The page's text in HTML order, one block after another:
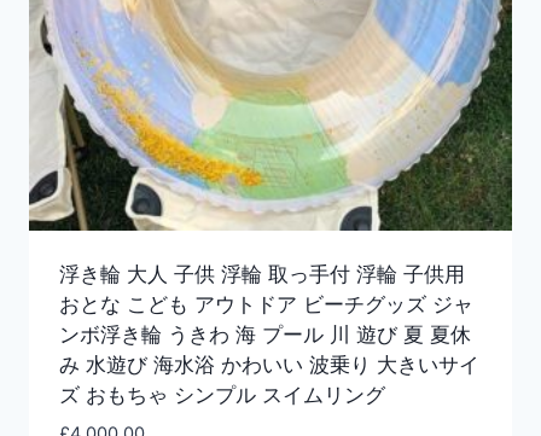
浮き輪 大人 子供 浮輪 取っ手付 浮輪 子供用
おとな こども アウトドア ビーチグッズ ジャ
ンボ浮き輪 うきわ 海 プール 川 遊び 夏 夏休
み 水遊び 海水浴 かわいい 波乗り 大きいサイ
ズ おもちゃ シンプル スイムリング